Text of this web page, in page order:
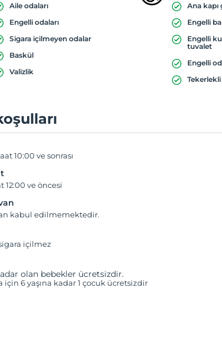
Aile odaları
Engelli odaları
Sigara içilmeyen odalar
Baskül
Valizlik
Ana kapı
Engelli
Engelli
tuvalet
Engelli
10:00 ve sonrası
12:00 ve öncesi
kabul edilmemektedir.
içilmez
olan bebekler ücretsizdir.
için 6 yaşına kadar 1 çocuk ücretsizdir